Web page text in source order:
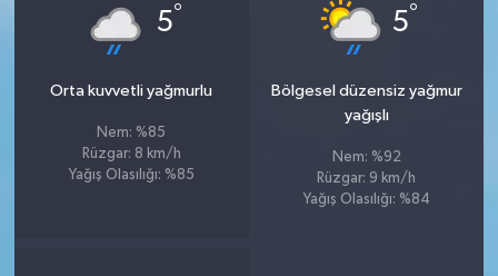
5°
Orta kuvvetli yağmurlu
Nem: %85
Rüzgar: 8 km/h
Yağış Olasılığı: %85
5°
Bölgesel düzensiz yağmur
yağışlı
Nem: %92
Rüzgar: 9 km/h
Yağış Olasılığı: %84